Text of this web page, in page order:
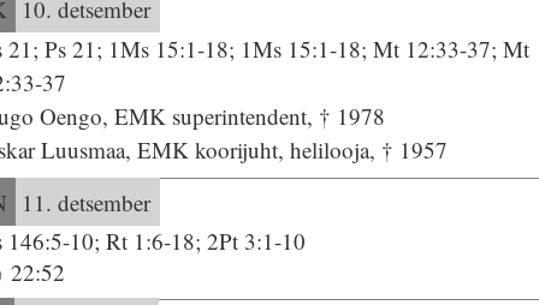
10. detsember
21; Ps 21; 1Ms 15:1-18; 1Ms 15:1-18; Mt 12:33-37; Mt
37
Oengo, EMK superintendent, † 1978
Luusmaa, EMK koorijuht, helilooja, † 1957
11. detsember
146:5-10; Rt 1:6-18; 2Pt 3:1-10
22:52